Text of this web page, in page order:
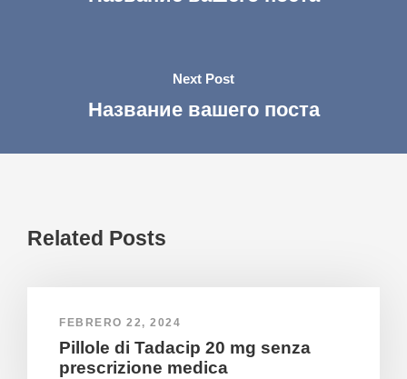
Next Post
Название вашего поста
Related Posts
FEBRERO 22, 2024
Pillole di Tadacip 20 mg senza
prescrizione medica